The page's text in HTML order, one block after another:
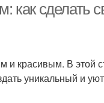
как сделать
и красивым. В этой
уникальный и